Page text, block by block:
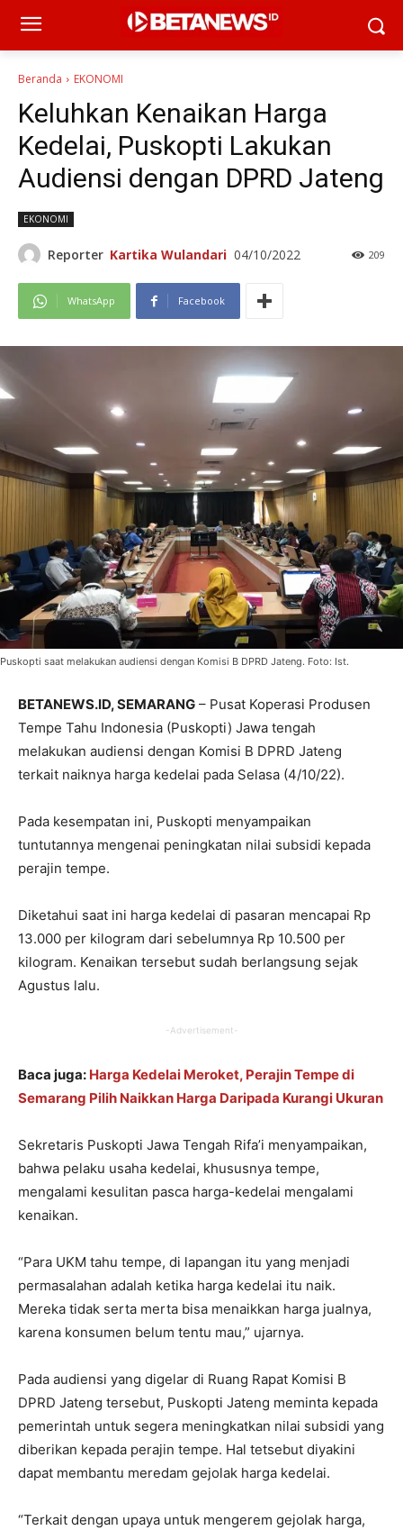
Beranda EKONOMI
Keluhkan Kenaikan Harga
Kedelai, Puskopti Lakukan
Audiensi dengan DPRD Jateng
EKONOMI
Reporter Kartika Wulandari 04/10/2022 209
WhatsApp Facebook
Puskopti saat melakukan audiensi dengan Komisi B DPRD Jateng. Foto: Ist.
BETANEWS.ID, SEMARANG – Pusat Koperasi Produsen
Tempe Tahu Indonesia (Puskopti) Jawa tengah
melakukan audiensi dengan Komisi B DPRD Jateng
terkait naiknya harga kedelai pada Selasa (4/10/22).
Pada kesempatan ini, Puskopti menyampaikan
tuntutannya mengenai peningkatan nilai subsidi kepada
perajin tempe.
Diketahui saat ini harga kedelai di pasaran mencapai Rp
13.000 per kilogram dari sebelumnya Rp 10.500 per
kilogram. Kenaikan tersebut sudah berlangsung sejak
Agustus lalu.
-Advertisement-
Baca juga: Harga Kedelai Meroket, Perajin Tempe di
Semarang Pilih Naikkan Harga Daripada Kurangi Ukuran
Sekretaris Puskopti Jawa Tengah Rifa’i menyampaikan,
bahwa pelaku usaha kedelai, khususnya tempe,
mengalami kesulitan pasca harga-kedelai mengalami
kenaikan.
“Para UKM tahu tempe, di lapangan itu yang menjadi
permasalahan adalah ketika harga kedelai itu naik.
Mereka tidak serta merta bisa menaikkan harga jualnya,
karena konsumen belum tentu mau,” ujarnya.
Pada audiensi yang digelar di Ruang Rapat Komisi B
DPRD Jateng tersebut, Puskopti Jateng meminta kepada
pemerintah untuk segera meningkatkan nilai subsidi yang
diberikan kepada perajin tempe. Hal tetsebut diyakini
dapat membantu meredam gejolak harga kedelai.
“Terkait dengan upaya untuk mengerem gejolak harga,